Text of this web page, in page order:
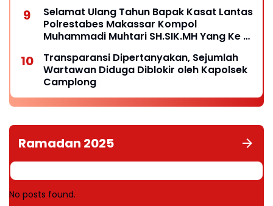
Selamat Ulang Tahun Bapak Kasat Lantas
Polrestabes Makassar Kompol
Muhammadi Muhtari SH.SIK.MH Yang Ke 41
Transparansi Dipertanyakan, Sejumlah
Wartawan Diduga Diblokir oleh Kapolsek
Camplong
Ramadan 2025
No posts found.